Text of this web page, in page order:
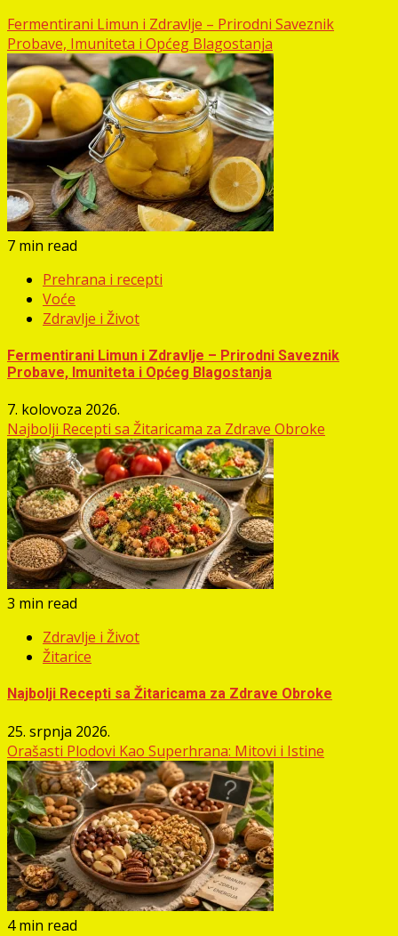
Fermentirani Limun i Zdravlje – Prirodni Saveznik
Probave, Imuniteta i Općeg Blagostanja
7 min read
Prehrana i recepti
Voće
Zdravlje i Život
Fermentirani Limun i Zdravlje – Prirodni Saveznik
Probave, Imuniteta i Općeg Blagostanja
7. kolovoza 2026.
Najbolji Recepti sa Žitaricama za Zdrave Obroke
3 min read
Zdravlje i Život
Žitarice
Najbolji Recepti sa Žitaricama za Zdrave Obroke
25. srpnja 2026.
Orašasti Plodovi Kao Superhrana: Mitovi i Istine
4 min read